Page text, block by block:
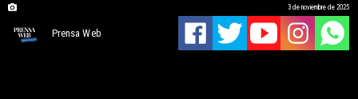
Prensa Web
3 de noviembre de 2025